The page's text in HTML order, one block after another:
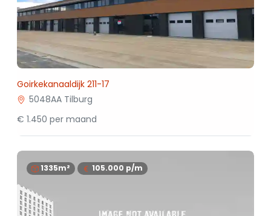
Goirkekanaaldijk 211-17
5048AA Tilburg
€ 1.450 per maand
1335m² 105.000 p/m